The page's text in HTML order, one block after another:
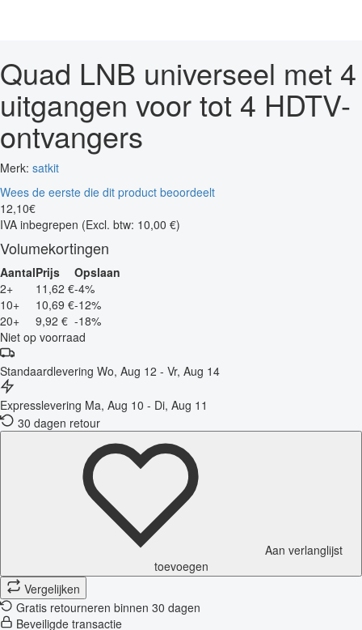
Quad LNB universeel met 4
uitgangen voor tot 4 HDTV-
ontvangers
Merk: satkit
Wees de eerste die dit product beoordeelt
12,10€
IVA inbegrepen (Excl. btw: 10,00 €)
Volumekortingen
AantalPrijs
Opslaan
2+
11,62 €-4%
10+
10,69 €-12%
20+
9,92 € -18%
Niet op voorraad
Standaardlevering Wo, Aug 12 - Vr, Aug 14
Expresslevering Ma, Aug 10 - Di, Aug 11
30 dagen retour
Aan verlanglijst
toevoegen
Vergelijken
Gratis retourneren binnen 30 dagen
Beveiligde transactie